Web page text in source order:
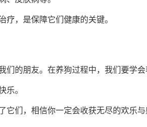
疗，是保障它们健康的关键。
们的朋友。在养狗过程中，我们要学
乐。
它们，相信你一定会收获无尽的欢乐